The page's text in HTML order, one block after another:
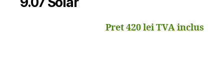
Pret 420 lei TVA inclus